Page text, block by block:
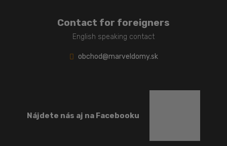
Contact for foreigners
English speaking contact
obchod@marveldomy.sk
Nájdete nás aj na Facebooku